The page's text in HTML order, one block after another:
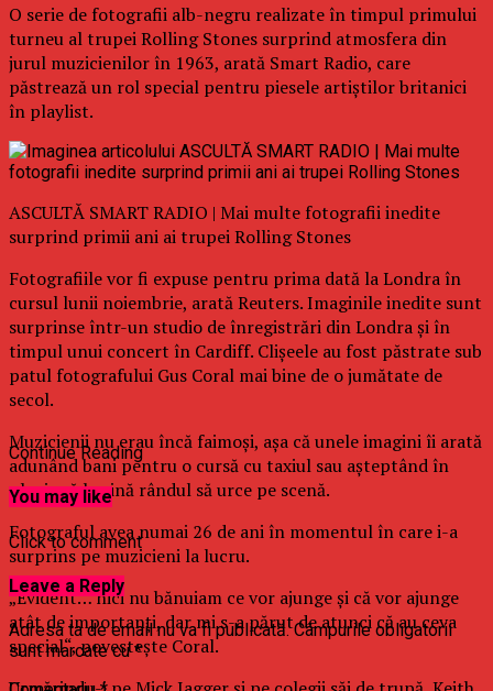
O serie de fotografii alb-negru realizate în timpul primului
turneu al trupei Rolling Stones surprind atmosfera din
jurul muzicienilor în 1963, arată Smart Radio, care
păstrează un rol special pentru piesele artiştilor britanici
în playlist.
ASCULTĂ SMART RADIO | Mai multe fotografii inedite
surprind primii ani ai trupei Rolling Stones
Fotografiile vor fi expuse pentru prima dată la Londra în
cursul lunii noiembrie, arată Reuters. Imaginile inedite sunt
surprinse într-un studio de înregistrări din Londra şi în
timpul unui concert în Cardiff. Clişeele au fost păstrate sub
patul fotografului Gus Coral mai bine de o jumătate de
secol.
Muzicienii nu erau încă faimoşi, aşa că unele imagini îi arată
adunând bani pentru o cursă cu taxiul sau aşteptând în
ploaie să le vină rândul să urce pe scenă.
Fotograful avea numai 26 de ani în momentul în care i-a
surprins pe muzicieni la lucru.
„Evident… nici nu bănuiam ce vor ajunge şi că vor ajunge
atât de importanţi, dar mi s-a părut de atunci că au ceva
special“, povesteşte Coral.
Continue Reading
You may like
Click to comment
Leave a Reply
Adresa ta de email nu va fi publicată. Câmpurile obligatorii
sunt marcate cu*